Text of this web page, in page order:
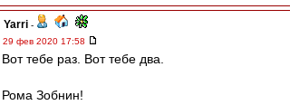
Yarri -
29 фев 2020 17:58
Вот тебе раз. Вот тебе два.
Рома Зобнин!